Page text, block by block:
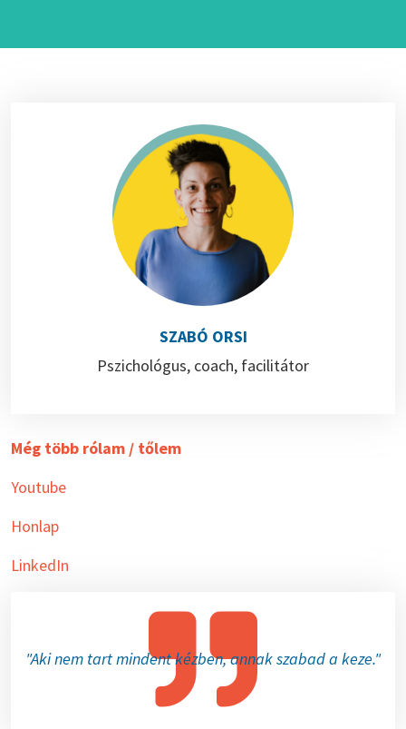
SZABÓ ORSI
Pszichológus, coach, facilitátor
Még több rólam / tőlem
Youtube
Honlap
LinkedIn
"Aki nem tart mindent kézben, annak szabad a keze."